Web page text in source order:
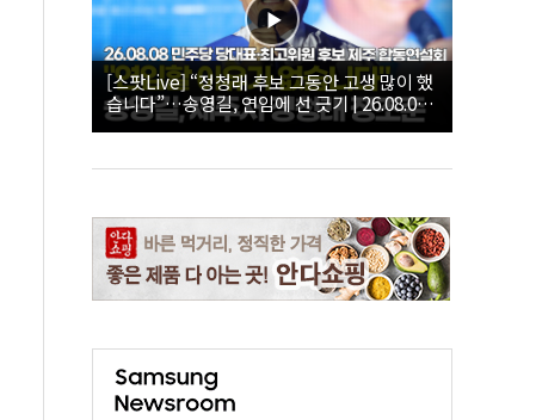
[스팟Live] “정청래 후보 그동안 고생 많이 했
습니다”…송영길, 연임에 선 긋기 | 26.08.08
더불어민주당 당대표·최고위원 후보 제주 합